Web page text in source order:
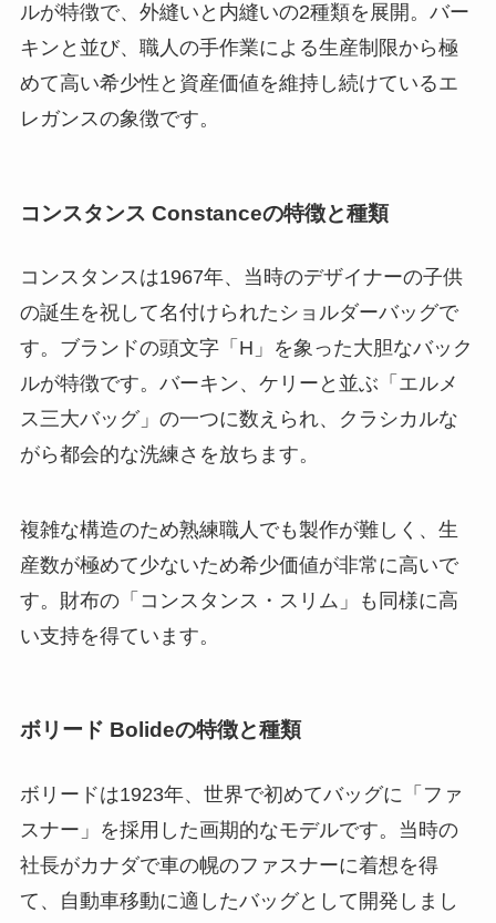
ルが特徴で、外縫いと内縫いの2種類を展開。バー
キンと並び、職人の手作業による生産制限から極
めて高い希少性と資産価値を維持し続けているエ
レガンスの象徴です。
コンスタンス Constanceの特徴と種類
コンスタンスは1967年、当時のデザイナーの子供
の誕生を祝して名付けられたショルダーバッグで
す。ブランドの頭文字「H」を象った大胆なバック
ルが特徴です。バーキン、ケリーと並ぶ「エルメ
ス三大バッグ」の一つに数えられ、クラシカルな
がら都会的な洗練さを放ちます。
複雑な構造のため熟練職人でも製作が難しく、生
産数が極めて少ないため希少価値が非常に高いで
す。財布の「コンスタンス・スリム」も同様に高
い支持を得ています。
ボリード Bolideの特徴と種類
ボリードは1923年、世界で初めてバッグに「ファ
スナー」を採用した画期的なモデルです。当時の
社長がカナダで車の幌のファスナーに着想を得
て、自動車移動に適したバッグとして開発しまし